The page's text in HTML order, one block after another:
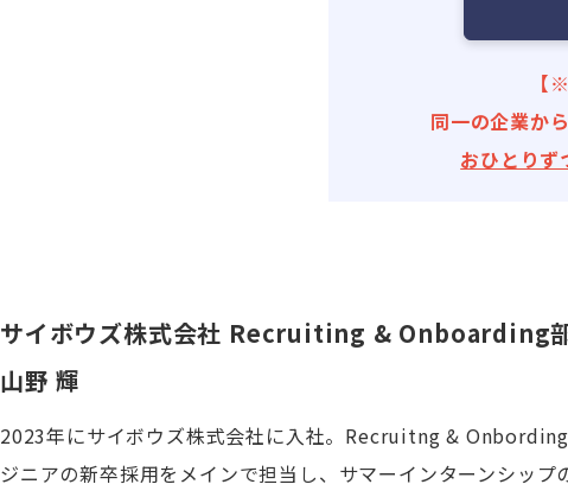
【
同一の企業か
おひとりず
サイボウズ株式会社 Recruiting & Onboarding
山野 輝
2023年にサイボウズ株式会社に入社。Recruitng &
ジニアの新卒採用をメインで担当し、サマーインターンシップ